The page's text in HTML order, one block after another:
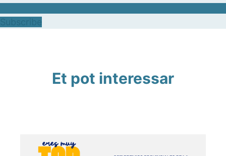
Et pot interessar